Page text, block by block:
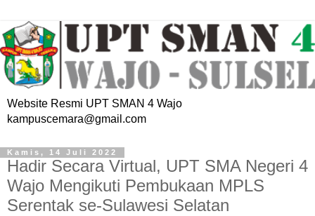
Website Resmi UPT SMAN 4 Wajo
kampuscemara@gmail.com
Kamis, 14 Juli 2022
Hadir Secara Virtual, UPT SMA Negeri 4
Wajo Mengikuti Pembukaan MPLS
Serentak se-Sulawesi Selatan